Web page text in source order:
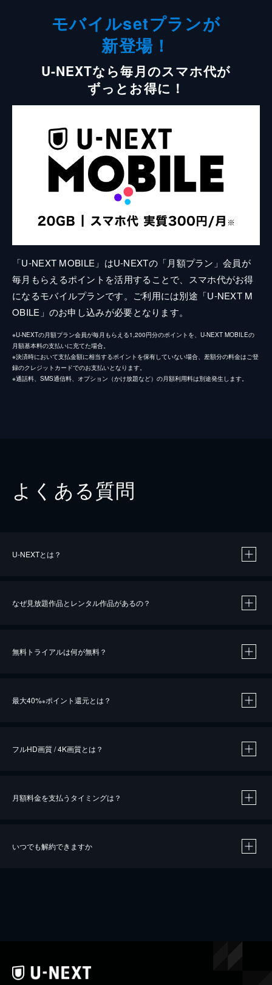
モバイルsetプランが
新登場！
U-NEXTなら毎月のスマホ代が
ずっとお得に！
「U-NEXT MOBILE」はU-NEXTの「月額プラン」会員が
毎月もらえるポイントを活用することで、スマホ代がお得
になるモバイルプランです。ご利用には別途「U-NEXT M
OBILE」のお申し込みが必要となります。
※U-NEXTの月額プラン会員が毎月もらえる1,200円分のポイントを、U-NEXT MOBILEの
月額基本料の支払いに充てた場合。
※決済時において支払金額に相当するポイントを保有していない場合、差額分の料金はご登
録のクレジットカードでのお支払いとなります。
※通話料、SMS通信料、オプション（かけ放題など）の月額利用料は別途発生します。
よくある質問
U-NEXTとは？
なぜ見放題作品とレンタル作品があるの？
無料トライアルは何が無料？
最大40%※ポイント還元とは？
※40％ポイント還元の対象は、クレジットカード決済による作品の購入 / レンタルです。
iOSアプリのUコイン決済による作品の購入 / レンタルは、20％のポイント還元です。
フルHD画質 / 4K画質とは？
月額料金を支払うタイミングは？
いつでも解約できますか